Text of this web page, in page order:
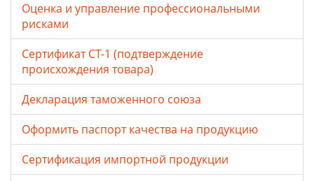
Оценка и управление профессиональными
рисками
Сертификат СТ-1 (подтверждение
происхождения товара)
Декларация таможенного союза
Оформить паспорт качества на продукцию
Сертификация импортной продукции